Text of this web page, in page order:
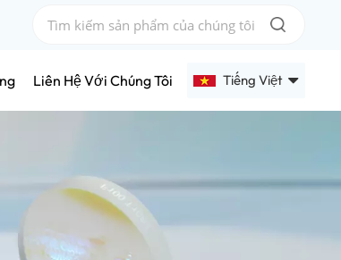
Liên Hệ Với Chúng Tôi Tiếng Việt